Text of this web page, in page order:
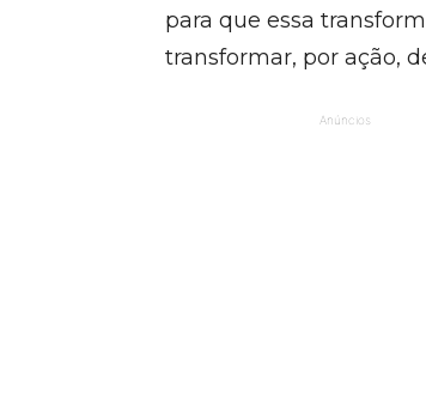
para que essa
transformar, por ação,
Anúncios